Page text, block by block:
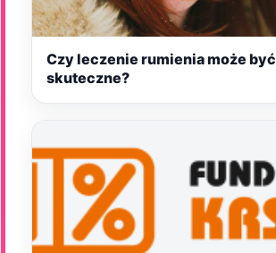
Czy leczenie rumienia może być
skuteczne?